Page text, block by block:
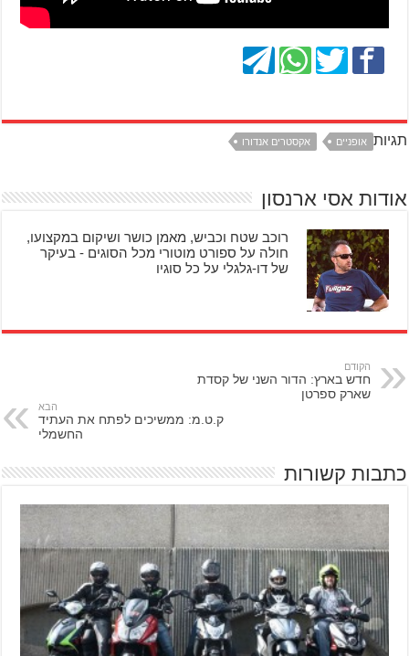
תגיות אופניים אקסטרים אנדורו
אודות אסי ארנסון
רוכב שטח וכביש, מאמן כושר ושיקום במקצועו,
חולה על ספורט מוטורי מכל הסוגים - בעיקר
של דו-גלגלי על כל סוגיו
הקודם
חדש בארץ: הדור השני של קסדת
שארק ספרטן
הבא
ק.ט.מ: ממשיכים לפתח את העתיד
החשמלי
כתבות קשורות